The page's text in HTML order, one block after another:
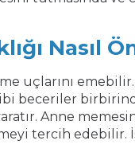
Nasıl
uçlarını
beceriler
Anne
tercih edebilir.